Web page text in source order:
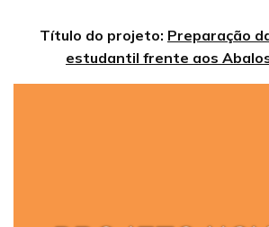
Título do projeto: Preparação
estudantil frente aos